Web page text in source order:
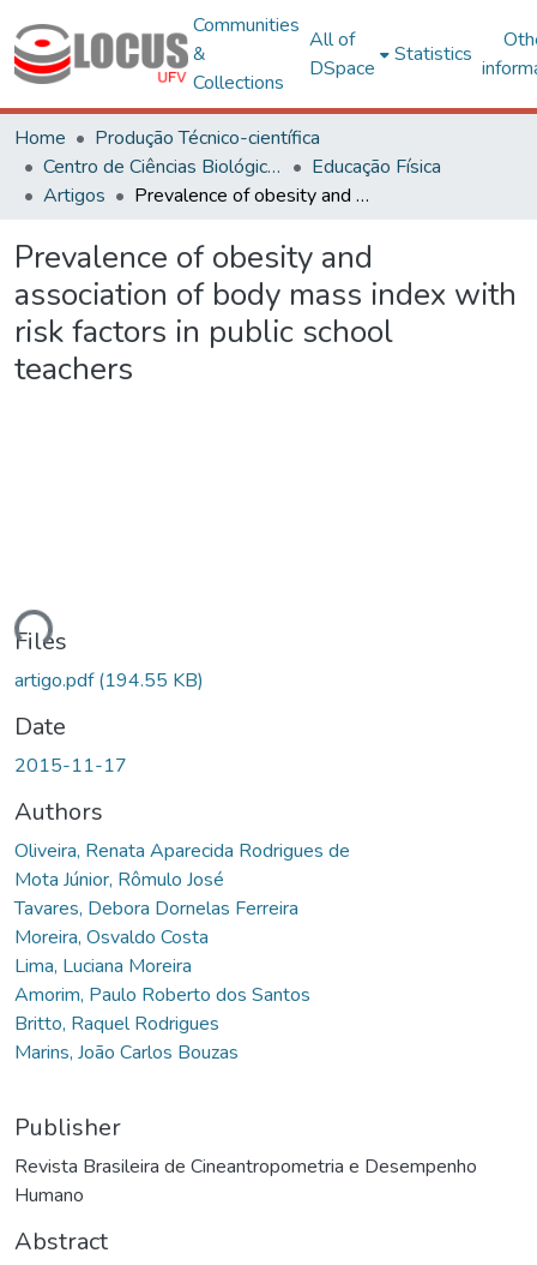
Communities
&
Collections
All of
DSpace
Statistics
Home
Produção Técnico-científica
Centro de Ciências Biológicas e da Saúde
Educação Física
Artigos
Prevalence of obesity and association of body mass index with risk factors in public school teachers
Prevalence of obesity and
association of body mass index with
risk factors in public school
teachers
Files
artigo.pdf(194.55 KB)
Date
2015-11-17
Authors
Oliveira, Renata Aparecida Rodrigues de
Mota Júnior, Rômulo José
Tavares, Debora Dornelas Ferreira
Moreira, Osvaldo Costa
Lima, Luciana Moreira
Amorim, Paulo Roberto dos Santos
Britto, Raquel Rodrigues
Marins, João Carlos Bouzas
Publisher
Revista Brasileira de Cineantropometria e Desempenho
Humano
Abstract